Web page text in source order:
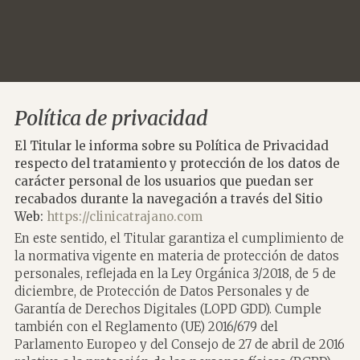
Política de privacidad
El Titular le informa sobre su Política de Privacidad
respecto del tratamiento y protección de los datos de
carácter personal de los usuarios que puedan ser
recabados durante la navegación a través del Sitio
Web: https://clinicatrajano.com
En este sentido, el Titular garantiza el cumplimiento de
la normativa vigente en materia de protección de datos
personales, reflejada en la Ley Orgánica 3/2018, de 5 de
diciembre, de Protección de Datos Personales y de
Garantía de Derechos Digitales (LOPD GDD). Cumple
también con el Reglamento (UE) 2016/679 del
Parlamento Europeo y del Consejo de 27 de abril de 2016